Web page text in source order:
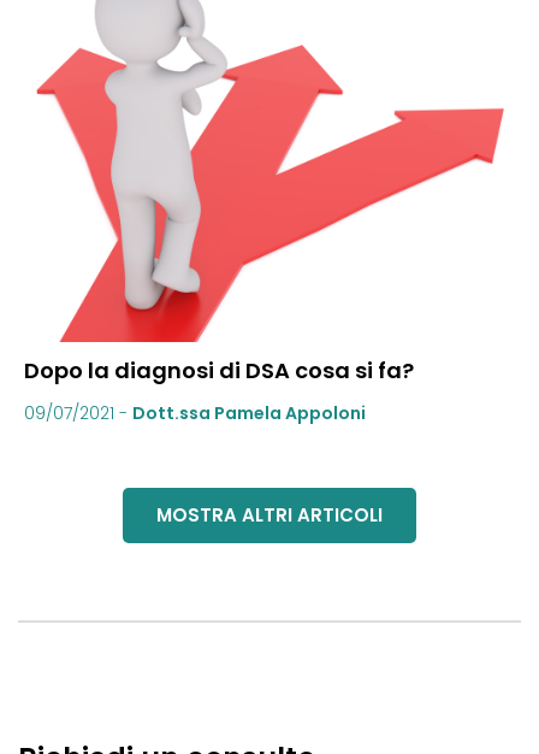
Dopo la diagnosi di DSA cosa si fa?
09/07/2021 - Dott.ssa Pamela Appoloni
MOSTRA ALTRI ARTICOLI